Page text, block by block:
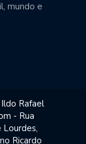
mundo e
Rafael
- Rua
Lourdes,
Ricardo